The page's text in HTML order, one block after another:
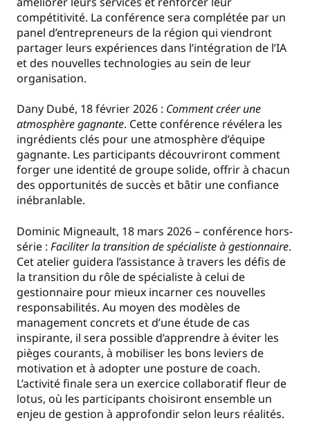
compétitivité. La conférence sera complétée par un
panel d’entrepreneurs de la région qui viendront
partager leurs expériences dans l’intégration de l’IA
et des nouvelles technologies au sein de leur
organisation.
Dany Dubé, 18 février 2026 : Comment créer une
atmosphère gagnante. Cette conférence révélera les
ingrédients clés pour une atmosphère d’équipe
gagnante. Les participants découvriront comment
forger une identité de groupe solide, offrir à chacun
des opportunités de succès et bâtir une confiance
inébranlable.
Dominic Migneault, 18 mars 2026 – conférence hors-
série : Faciliter la transition de spécialiste à gestionnaire.
Cet atelier guidera l’assistance à travers les défis de
la transition du rôle de spécialiste à celui de
gestionnaire pour mieux incarner ces nouvelles
responsabilités. Au moyen des modèles de
management concrets et d’une étude de cas
inspirante, il sera possible d’apprendre à éviter les
pièges courants, à mobiliser les bons leviers de
motivation et à adopter une posture de coach.
L’activité finale sera un exercice collaboratif fleur de
lotus, où les participants choisiront ensemble un
enjeu de gestion à approfondir selon leurs réalités.